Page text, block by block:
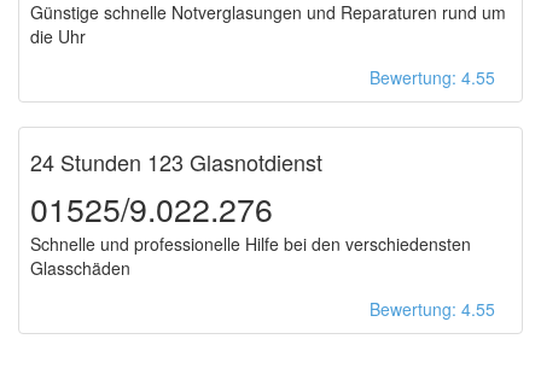
Günstige schnelle Notverglasungen und Reparaturen rund um
die Uhr
Bewertung: 4.55
24 Stunden 123 Glasnotdienst
01525/9.022.276
Schnelle und professionelle Hilfe bei den verschiedensten
Glasschäden
Bewertung: 4.55